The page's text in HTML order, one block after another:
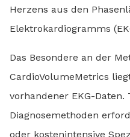
Herzens aus den
Elektrokardiogramms
Das Besondere an der
CardioVolumeMetrics
vorhandener EKG-Daten.
Diagnosemethoden
oder kostenintensive